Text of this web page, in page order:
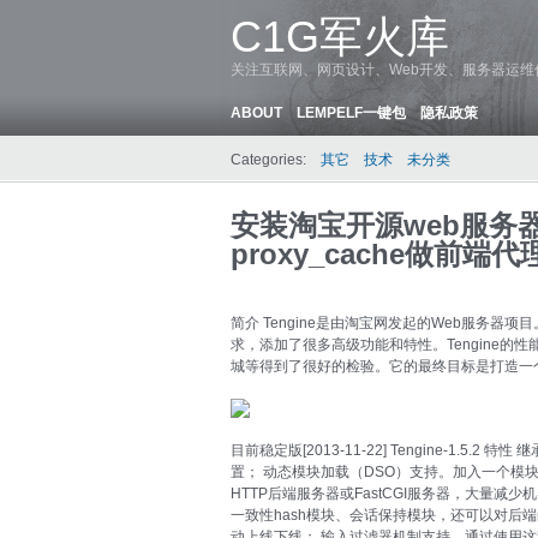
C1G军火库
关注互联网、网页设计、Web开发、服务器运
ABOUT LEMPELF一键包 隐私政策
Categories: 其它 技术 未分类
安装淘宝开源web服务
proxy_cache做前端代
简介 Tengine是由淘宝网发起的Web服务器项
求，添加了很多高级功能和特性。Tengine的性
城等得到了很好的检验。它的最终目标是打造
目前稳定版[2013-11-22] Tengine-1.5.2 特性
置； 动态模块加载（DSO）支持。加入一个模
HTTP后端服务器或FastCGI服务器，大量减少
一致性hash模块、会话保持模块，还可以对后